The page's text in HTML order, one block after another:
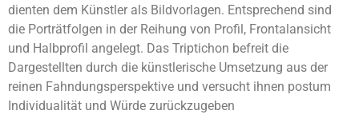
dienten dem Künstler als Bildvorlagen. Entsprechend sind
die Porträtfolgen in der Reihung von Profil, Frontalansicht
und Halbprofil angelegt. Das Triptichon befreit die
Dargestellten durch die künstlerische Umsetzung aus der
reinen Fahndungsperspektive und versucht ihnen postum
Individualität und Würde zurückzugeben